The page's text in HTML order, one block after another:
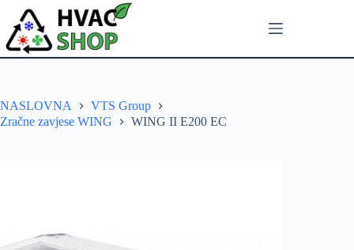
NASLOVNA
VTS Group
Zračne zavjese WING
WING II E200 EC